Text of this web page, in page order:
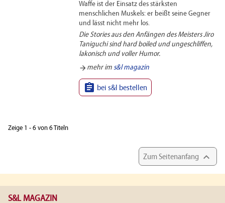
Waffe ist der Einsatz des stärksten
menschlichen Muskels: er beißt seine Gegner
und lässt nicht mehr los.
Die Stories aus den Anfängen des Meisters Jiro
Taniguchi sind hard boiled und ungeschliffen,
lakonisch und voller Humor.
arrow_forward mehr im s&l magazin
 bei s&l bestellen
Zeige 1 - 6 von 6 Titeln
Zum Seitenanfang 
S&L MAGAZIN